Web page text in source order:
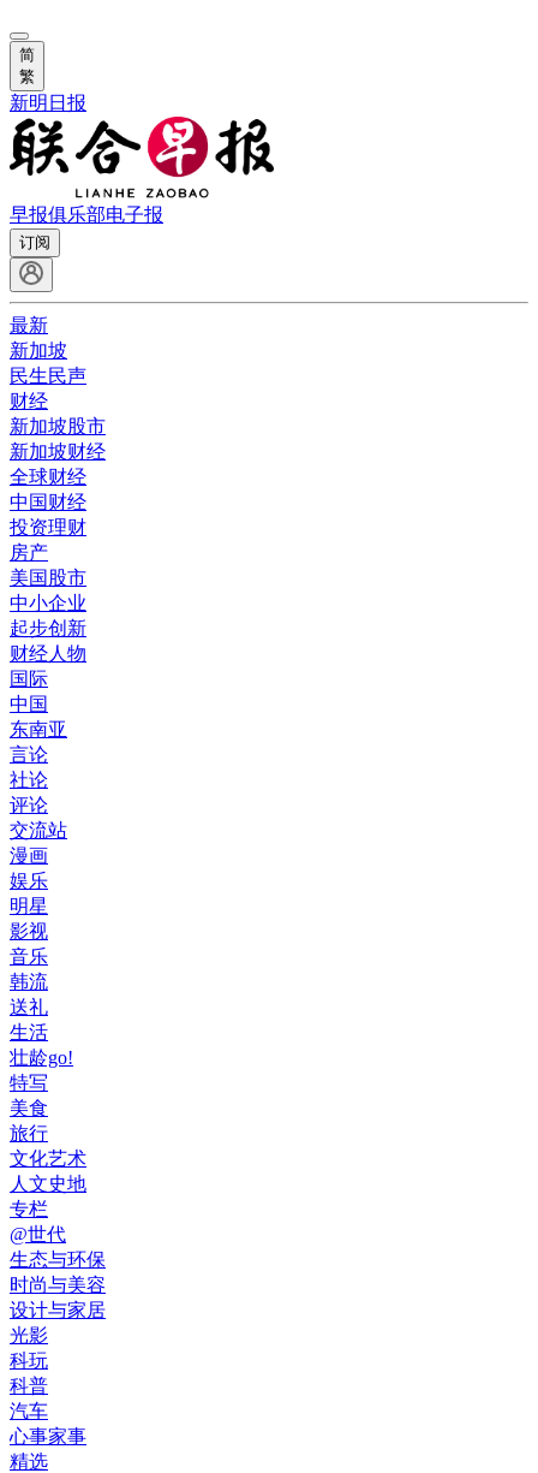
简
繁
新明日报
早报俱乐部电子报
订阅
最新
新加坡
民生民声
财经
新加坡股市
新加坡财经
全球财经
中国财经
投资理财
房产
美国股市
中小企业
起步创新
财经人物
国际
中国
东南亚
言论
社论
评论
交流站
漫画
娱乐
明星
影视
音乐
韩流
送礼
生活
壮龄go!
特写
美食
旅行
文化艺术
人文史地
专栏
@世代
生态与环保
时尚与美容
设计与家居
光影
科玩
科普
汽车
心事家事
精选